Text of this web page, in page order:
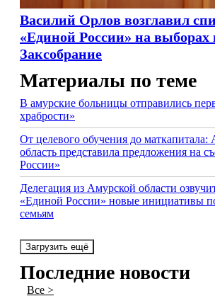
Василий Орлов возглавил
«Единой России» на выборах
Заксобрание
Материалы по теме
В амурские больницы отправились
храбрости»
От целевого обучения до маткапитала:
область представила предложения на
России»
Делегация из Амурской области
«Единой России» новые инициативы
семьям
Загрузить ещё
Последние новости
Все >